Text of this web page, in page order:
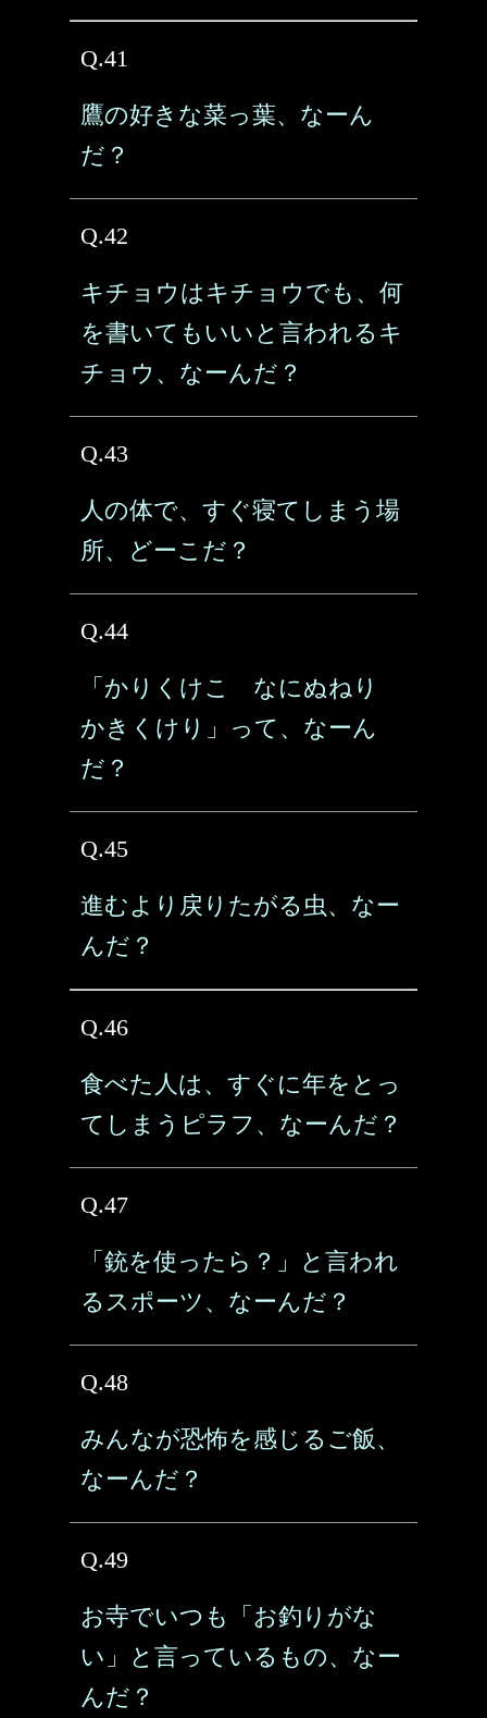
Q.41
鷹の好きな菜っ葉、なーん
だ？
Q.42
キチョウはキチョウでも、何
を書いてもいいと言われるキ
チョウ、なーんだ？
Q.43
人の体で、すぐ寝てしまう場
所、どーこだ？
Q.44
「かりくけこ なにぬねり
かきくけり」って、なーん
だ？
Q.45
進むより戻りたがる虫、なー
んだ？
Q.46
食べた人は、すぐに年をとっ
てしまうピラフ、なーんだ？
Q.47
「銃を使ったら？」と言われ
るスポーツ、なーんだ？
Q.48
みんなが恐怖を感じるご飯、
なーんだ？
Q.49
お寺でいつも「お釣りがな
い」と言っているもの、なー
んだ？